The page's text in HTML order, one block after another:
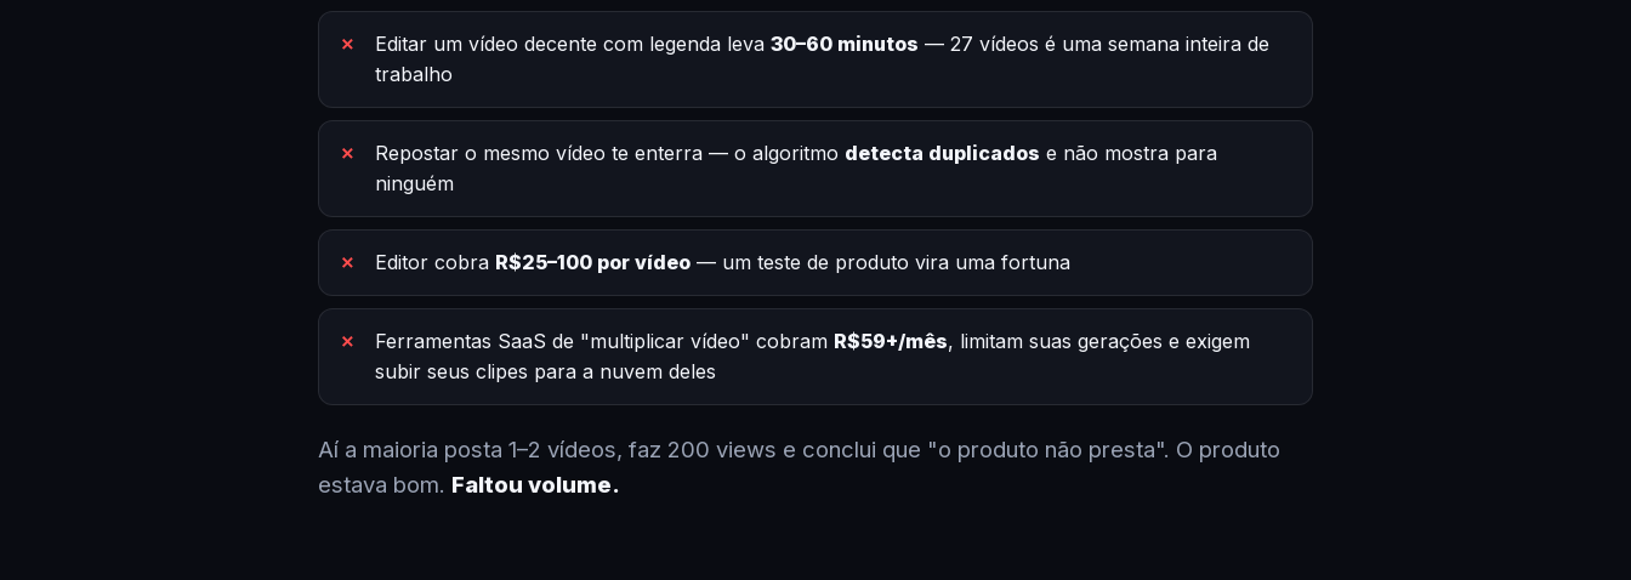
Editar um vídeo decente com legenda leva 30–60 minutos — 27 vídeos é uma semana inteira de
trabalho
Repostar o mesmo vídeo te enterra — o algoritmo detecta duplicados e não mostra para
ninguém
Editor cobra R$25–100 por vídeo — um teste de produto vira uma fortuna
Ferramentas SaaS de "multiplicar vídeo" cobram R$59+/mês, limitam suas gerações e exigem
subir seus clipes para a nuvem deles
Aí a maioria posta 1–2 vídeos, faz 200 views e conclui que "o produto não presta". O produto
estava bom. Faltou volume.